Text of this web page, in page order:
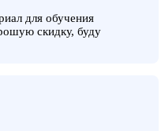
для обучения
скидку, буду